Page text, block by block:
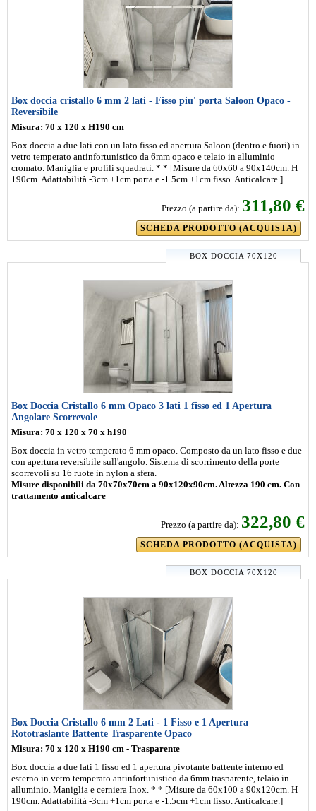
Box doccia cristallo 6 mm 2 lati - Fisso piu' porta Saloon Opaco -
Reversibile
Misura: 70 x 120 x H190 cm
Box doccia a due lati con un lato fisso ed apertura Saloon (dentro e fuori) in
vetro temperato antinfortunistico da 6mm opaco e telaio in alluminio
cromato. Maniglia e profili squadrati. * * [Misure da 60x60 a 90x140cm. H
190cm. Adattabilità -3cm +1cm porta e -1.5cm +1cm fisso. Anticalcare.]
Prezzo (a partire da): 311,80 €
SCHEDA PRODOTTO (ACQUISTA)
BOX DOCCIA 70X120
Box Doccia Cristallo 6 mm Opaco 3 lati 1 fisso ed 1 Apertura
Angolare Scorrevole
Misura: 70 x 120 x 70 x h190
Box doccia in vetro temperato 6 mm opaco. Composto da un lato fisso e due
con apertura reversibile sull'angolo. Sistema di scorrimento della porte
scorrevoli su 16 ruote in nylon a sfera.
Misure disponibili da 70x70x70cm a 90x120x90cm. Altezza 190 cm. Con
trattamento anticalcare
Prezzo (a partire da): 322,80 €
SCHEDA PRODOTTO (ACQUISTA)
BOX DOCCIA 70X120
Box Doccia Cristallo 6 mm 2 Lati - 1 Fisso e 1 Apertura
Rototraslante Battente Trasparente Opaco
Misura: 70 x 120 x H190 cm - Trasparente
Box doccia a due lati 1 fisso ed 1 apertura pivotante battente interno ed
esterno in vetro temperato antinfortunistico da 6mm trasparente, telaio in
alluminio. Maniglia e cerniera Inox. * * [Misure da 60x100 a 90x120cm. H
190cm. Adattabilità -3cm +1cm porta e -1.5cm +1cm fisso. Anticalcare.]